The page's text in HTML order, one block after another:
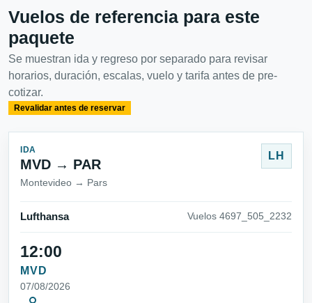
Vuelos de referencia para este
paquete
Se muestran ida y regreso por separado para revisar
horarios, duración, escalas, vuelo y tarifa antes de pre-
cotizar.
Revalidar antes de reservar
IDA
MVD → PAR
Montevideo → Pars
LH
Lufthansa Vuelos 4697_505_2232
12:00
MVD
07/08/2026